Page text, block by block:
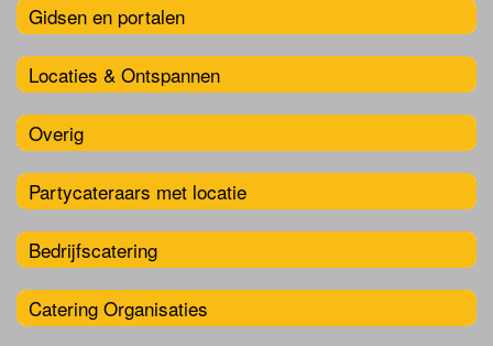
Gidsen en portalen
Locaties & Ontspannen
Overig
Partycateraars met locatie
Bedrijfscatering
Catering Organisaties